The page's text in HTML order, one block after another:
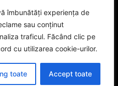
îmbunătăți experiența de
sau conținut
traficul. Făcând clic pe
cu utilizarea cookie-urilor.
toate Accept toate
sunt rezervate.